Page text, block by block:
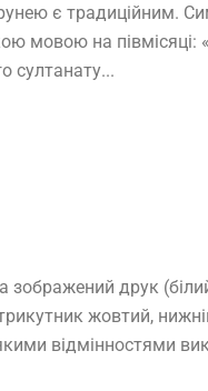
є традиційним.
мовою на півмісяці:
султанату...
зображений друк
жовтий,
відмінностями